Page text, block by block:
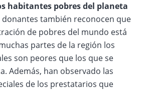
habitantes pobres del planeta
donantes también reconocen que
de pobres del mundo está
partes de la región los
son peores que los que se
Además, han observado las
de los prestatarios que